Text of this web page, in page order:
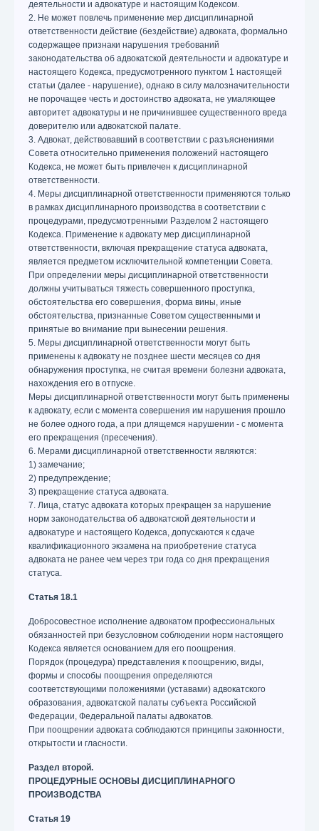
деятельности и адвокатуре и настоящим Кодексом.
2. Не может повлечь применение мер дисциплинарной
ответственности действие (бездействие) адвоката, формально
содержащее признаки нарушения требований
законодательства об адвокатской деятельности и адвокатуре и
настоящего Кодекса, предусмотренного пунктом 1 настоящей
статьи (далее - нарушение), однако в силу малозначительности
не порочащее честь и достоинство адвоката, не умаляющее
авторитет адвокатуры и не причинившее существенного вреда
доверителю или адвокатской палате.
3. Адвокат, действовавший в соответствии с разъяснениями
Совета относительно применения положений настоящего
Кодекса, не может быть привлечен к дисциплинарной
ответственности.
4. Меры дисциплинарной ответственности применяются только
в рамках дисциплинарного производства в соответствии с
процедурами, предусмотренными Разделом 2 настоящего
Кодекса. Применение к адвокату мер дисциплинарной
ответственности, включая прекращение статуса адвоката,
является предметом исключительной компетенции Совета.
При определении меры дисциплинарной ответственности
должны учитываться тяжесть совершенного проступка,
обстоятельства его совершения, форма вины, иные
обстоятельства, признанные Советом существенными и
принятые во внимание при вынесении решения.
5. Меры дисциплинарной ответственности могут быть
применены к адвокату не позднее шести месяцев со дня
обнаружения проступка, не считая времени болезни адвоката,
нахождения его в отпуске.
Меры дисциплинарной ответственности могут быть применены
к адвокату, если с момента совершения им нарушения прошло
не более одного года, а при длящемся нарушении - с момента
его прекращения (пресечения).
6. Мерами дисциплинарной ответственности являются:
1) замечание;
2) предупреждение;
3) прекращение статуса адвоката.
7. Лица, статус адвоката которых прекращен за нарушение
норм законодательства об адвокатской деятельности и
адвокатуре и настоящего Кодекса, допускаются к сдаче
квалификационного экзамена на приобретение статуса
адвоката не ранее чем через три года со дня прекращения
статуса.
Статья 18.1
Добросовестное исполнение адвокатом профессиональных
обязанностей при безусловном соблюдении норм настоящего
Кодекса является основанием для его поощрения.
Порядок (процедура) представления к поощрению, виды,
формы и способы поощрения определяются
соответствующими положениями (уставами) адвокатского
образования, адвокатской палаты субъекта Российской
Федерации, Федеральной палаты адвокатов.
При поощрении адвоката соблюдаются принципы законности,
открытости и гласности.
Раздел второй.
ПРОЦЕДУРНЫЕ ОСНОВЫ ДИСЦИПЛИНАРНОГО
ПРОИЗВОДСТВА
Статья 19